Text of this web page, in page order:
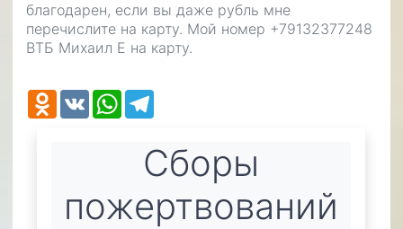
благодарен, если вы даже рубль мне
перечислите на карту. Мой номер +79132377248
ВТБ Михаил Е на карту.
Odnoklassniki
VK WhatsApp
Cборы
пожертвований